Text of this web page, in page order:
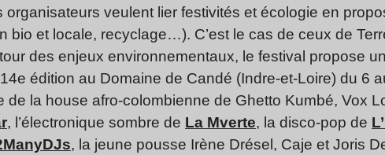
organisateurs veulent lier festivités et écologie en
bio et locale, recyclage…). C’est le cas de ceux de
des enjeux environnementaux, le festival propose
édition au Domaine de Candé (Indre-et-Loire) du 6
de la house afro-colombienne de Ghetto Kumbé, Vox
, l’électronique sombre de La Mverte, la disco-pop de
, la jeune pousse Irène Drésel, Caje et Joris